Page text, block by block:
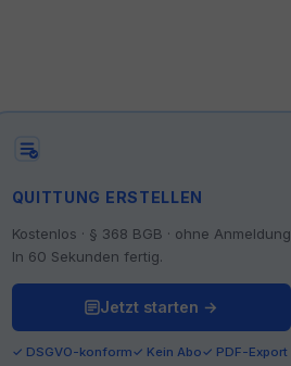
QUITTUNG ERSTELLEN
Kostenlos · § 368 BGB · ohne Anmeldung
In 60 Sekunden fertig.
Jetzt starten →
✓ DSGVO-konform✓ Kein Abo✓ PDF-Export